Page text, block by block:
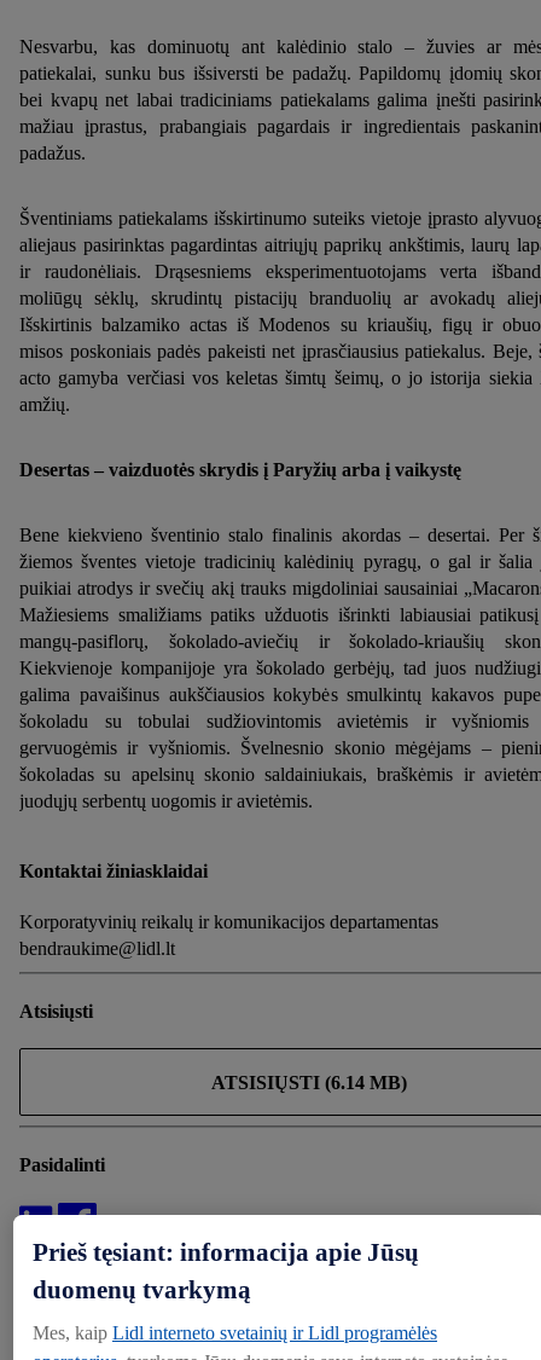
Nesvarbu, kas dominuotų ant kalėdinio stalo – žuvies ar
patiekalai, sunku bus išsiversti be padažų. Papildomų įdomių
bei kvapų net labai tradiciniams patiekalams galima įnešti
mažiau įprastus, prabangiais pagardais ir ingredientais
padažus.
Šventiniams patiekalams išskirtinumo suteiks vietoje įprasto
aliejaus pasirinktas pagardintas aitriųjų paprikų ankštimis, laurų
ir raudonėliais. Drąsesniems eksperimentuotojams verta
moliūgų sėklų, skrudintų pistacijų branduolių ar avokadų
Išskirtinis balzamiko actas iš Modenos su kriaušių, figų ir
misos poskoniais padės pakeisti net įprasčiausius patiekalus. Beje,
acto gamyba verčiasi vos keletas šimtų šeimų, o jo istorija
amžių.
Desertas – vaizduotės skrydis į Paryžių arba į vaikystę
Bene kiekvieno šventinio stalo finalinis akordas – desertai. Per
žiemos šventes vietoje tradicinių kalėdinių pyragų, o gal ir šalia
puikiai atrodys ir svečių akį trauks migdoliniai sausainiai
Mažiesiems smaližiams patiks užduotis išrinkti labiausiai
mangų-pasiflorų, šokolado-aviečių ir šokolado-kriaušių
Kiekvienoje kompanijoje yra šokolado gerbėjų, tad juos
galima pavaišinus aukščiausios kokybės smulkintų kakavos
šokoladu su tobulai sudžiovintomis avietėmis ir vyšniomis
gervuogėmis ir vyšniomis. Švelnesnio skonio mėgėjams –
šokoladas su apelsinų skonio saldainiukais, braškėmis ir
juodųjų serbentų uogomis ir avietėmis.
Kontaktai žiniasklaidai
Korporatyvinių reikalų ir komunikacijos departamentas
bendraukime@lidl.lt
Atsisiųsti
ATSISIŲSTI (6.14 MB)
Pasidalinti
KITOS NAUJIENOS
Atsisiųsti (1)
Prieš tęsiant: informacija apie Jūsų
duomenų tvarkymą
Mes, kaip Lidl interneto svetainių ir Lidl programėlės